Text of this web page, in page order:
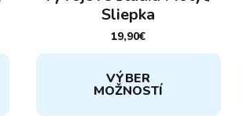
Sliepka
19,90€
VÝBER
MOŽNOSTÍ
Tento